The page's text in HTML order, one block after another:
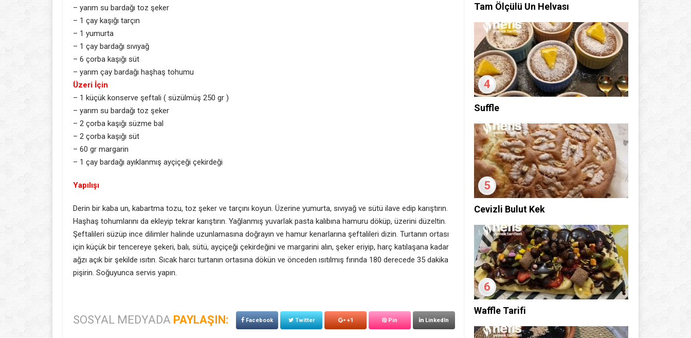
– yarım su bardağı toz şeker
– 1 çay kaşığı tarçın
– 1 yumurta
– 1 çay bardağı sıvıyağ
– 6 çorba kaşığı süt
– yarım çay bardağı haşhaş tohumu
Üzeri İçin
– 1 küçük konserve şeftali ( süzülmüş 250 gr )
– yarım su bardağı toz şeker
– 2 çorba kaşığı süzme bal
– 2 çorba kaşığı süt
– 60 gr margarin
– 1 çay bardağı ayıklanmış ayçiçeği çekirdeği
Yapılışı
Derin bir kaba un, kabartma tozu, toz şeker ve tarçını koyun. Üzerine yumurta, sıvıyağ ve sütü ilave edip karıştırın.
Haşhaş tohumlarını da ekleyip tekrar karıştırın. Yağlanmış yuvarlak pasta kalıbına hamuru döküp, üzerini düzeltin.
Şeftalileri süzüp ince dilimler halinde uzunlamasına doğrayın ve hamur kenarlarına şeftalileri dizin. Turtanın ortası
için küçük bir tencereye şekeri, balı, sütü, ayçiçeği çekirdeğini ve margarini alın, şeker eriyip, harç katılaşana kadar
ağzı açık bir şekilde ısıtın. Sıcak harcı turtanın ortasına dökün ve önceden ısıtılmış fırında 180 derecede 35 dakika
pişirin. Soğuyunca servis yapın.
SOSYAL MEDYADA PAYLAŞIN: Facebook Twitter +1 Pin LinkedIn
Tam Ölçülü Un Helvası
4
Suffle
5
Cevizli Bulut Kek
6
Waffle Tarifi